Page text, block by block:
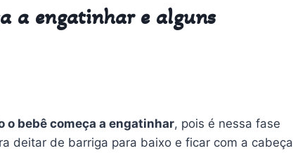
a engatinhar e alguns
o bebê começa a engatinhar, pois é nessa fase
deitar de barriga para baixo e ficar com a cabeça